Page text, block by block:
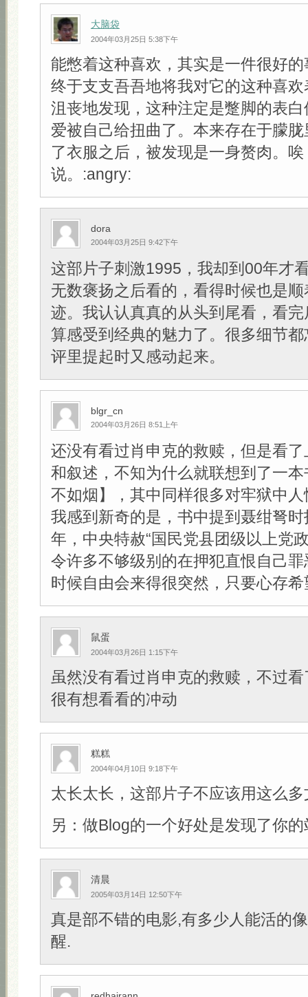
大脑袋
2004年03月25日 5:38下午
能憋着这种喜欢，其实是一件很好
终于支支吾吾地将我对它的这种喜
沮丧地发现，这种注定是蹩脚的表
爱被自己给扭曲了。本来存在于朦
了衣服之后，被发现是一身赘肉。
说。:angry:
dora
2004年03月25日 9:42下午
这部片子刺激1995，我却到00年才
无数褒扬之后看的，看得时候也是
迹。我认认真真的从头到尾看，看
算感受到经典的魅力了。很多细节
评里提起时又感动起来。
blgr_cn
2004年03月26日 8:51上午
还没有看过肖申克的救赎，但是看
和叙述，不知为什么就联想到了一
不如烟】，其中同样很多对牢狱中
我感到新奇的是，书中提到聂绀弩
年，中央特赦“国民党县团级以上党
令许多不够级别的在押犯直恨自己
时候自由会来得很突然，只要心存
鼠蛋
2004年03月26日 1:15下午
虽然没有看过肖申克的救赎，不过
很有想看看的冲动
糕糕
2004年04月10日 9:18下午
太长太长，这部片子不应该用这么
另：做Blog的一个好处是发现了你的
清晨
2005年03月14日 12:50下午
真是部不错的电影,有多少人能活的
醒.